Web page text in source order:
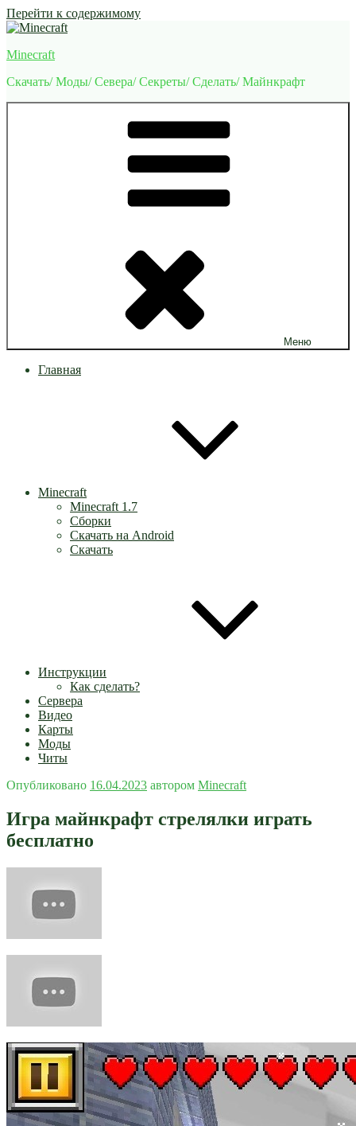
Перейти к содержимому
Minecraft
Скачать/ Моды/ Севера/ Секреты/ Сделать/ Майнкрафт
Меню
Главная
Minecraft
Minecraft 1.7
Сборки
Скачать на Android
Скачать
Инструкции
Как сделать?
Сервера
Видео
Карты
Моды
Читы
Опубликовано 16.04.2023 автором Minecraft
Игра майнкрафт стрелялки играть
бесплатно